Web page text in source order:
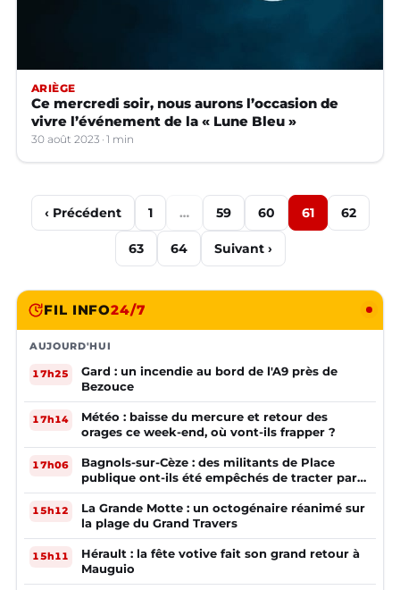
ARIÈGE
Ce mercredi soir, nous aurons l’occasion de
vivre l’événement de la « Lune Bleu »
30 août 2023 1 min
‹ Précédent 1 … 59 60 61 62
63 64 Suivant ›
FIL INFO24/7
AUJOURD'HUI
17h25
Gard : un incendie au bord de l'A9 près de
Bezouce
17h14
Météo : baisse du mercure et retour des
orages ce week-end, où vont-ils frapper ?
17h06
Bagnols-sur-Cèze : des militants de Place
publique ont-ils été empêchés de tracter par
la mairie ?
15h12
La Grande Motte : un octogénaire réanimé sur
la plage du Grand Travers
15h11
Hérault : la fête votive fait son grand retour à
Mauguio